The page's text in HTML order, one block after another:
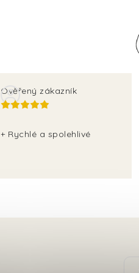
Ověřený zákazník
+ Rychlé a spolehlivé